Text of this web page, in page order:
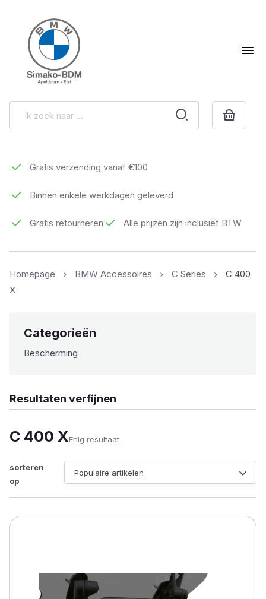
Gratis verzending vanaf €100
Binnen enkele werkdagen geleverd
Gratis retourneren Alle prijzen zijn inclusief BTW
Homepage BMW Accessoires C Series
C 400
X
C 400 XEnig resultaat
sorteren
op
Categorieën
Bescherming
Resultaten verfijnen